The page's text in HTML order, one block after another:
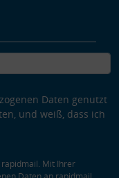
Daten genutzt
und weiß, dass ich
Mit Ihrer